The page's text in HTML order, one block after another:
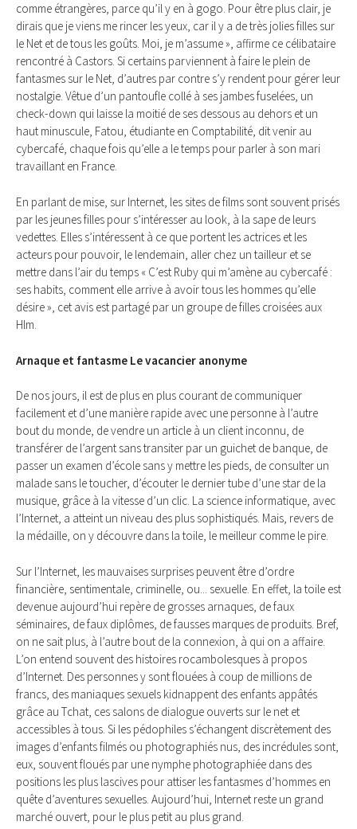
comme étrangères, parce qu’il y en à gogo. Pour être plus clair, je
dirais que je viens me rincer les yeux, car il y a de très jolies filles sur
le Net et de tous les goûts. Moi, je m’assume », affirme ce célibataire
rencontré à Castors. Si certains parviennent à faire le plein de
fantasmes sur le Net, d’autres par contre s’y rendent pour gérer leur
nostalgie. Vêtue d’un pantoufle collé à ses jambes fuselées, un
check-down qui laisse la moitié de ses dessous au dehors et un
haut minuscule, Fatou, étudiante en Comptabilité, dit venir au
cybercafé, chaque fois qu’elle a le temps pour parler à son mari
travaillant en France.
En parlant de mise, sur Internet, les sites de films sont souvent prisés
par les jeunes filles pour s’intéresser au look, à la sape de leurs
vedettes. Elles s’intéressent à ce que portent les actrices et les
acteurs pour pouvoir, le lendemain, aller chez un tailleur et se
mettre dans l’air du temps « C’est Ruby qui m’amène au cybercafé :
ses habits, comment elle arrive à avoir tous les hommes qu’elle
désire », cet avis est partagé par un groupe de filles croisées aux
Hlm.
Arnaque et fantasme Le vacancier anonyme
De nos jours, il est de plus en plus courant de communiquer
facilement et d’une manière rapide avec une personne à l’autre
bout du monde, de vendre un article à un client inconnu, de
transférer de l’argent sans transiter par un guichet de banque, de
passer un examen d’école sans y mettre les pieds, de consulter un
malade sans le toucher, d’écouter le dernier tube d’une star de la
musique, grâce à la vitesse d’un clic. La science informatique, avec
l’Internet, a atteint un niveau des plus sophistiqués. Mais, revers de
la médaille, on y découvre dans la toile, le meilleur comme le pire.
Sur l’Internet, les mauvaises surprises peuvent être d’ordre
financière, sentimentale, criminelle, ou... sexuelle. En effet, la toile est
devenue aujourd’hui repère de grosses arnaques, de faux
séminaires, de faux diplômes, de fausses marques de produits. Bref,
on ne sait plus, à l’autre bout de la connexion, à qui on a affaire.
L’on entend souvent des histoires rocambolesques à propos
d’Internet. Des personnes y sont flouées à coup de millions de
francs, des maniaques sexuels kidnappent des enfants appâtés
grâce au Tchat, ces salons de dialogue ouverts sur le net et
accessibles à tous. Si les pédophiles s’échangent discrètement des
images d’enfants filmés ou photographiés nus, des incrédules sont,
eux, souvent floués par une nymphe photographiée dans des
positions les plus lascives pour attiser les fantasmes d’hommes en
quête d’aventures sexuelles. Aujourd’hui, Internet reste un grand
marché ouvert, pour le plus petit au plus grand.